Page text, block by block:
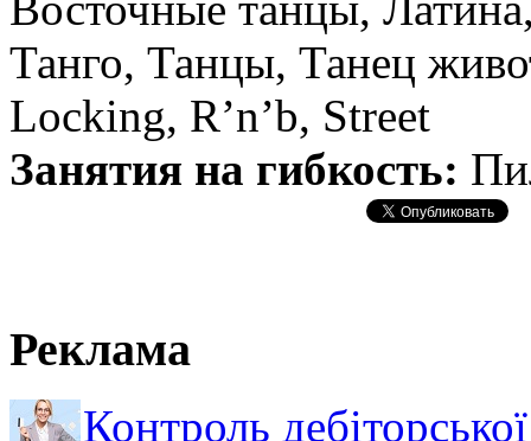
Танго, Танцы, Танец
Locking, R’n’b, Street
Занятия на гибкость:
Реклама
Контроль